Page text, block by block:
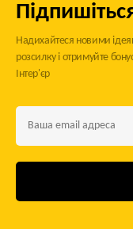
Надихайтеся новими
розсилку і отримуйте
Інтер'єр